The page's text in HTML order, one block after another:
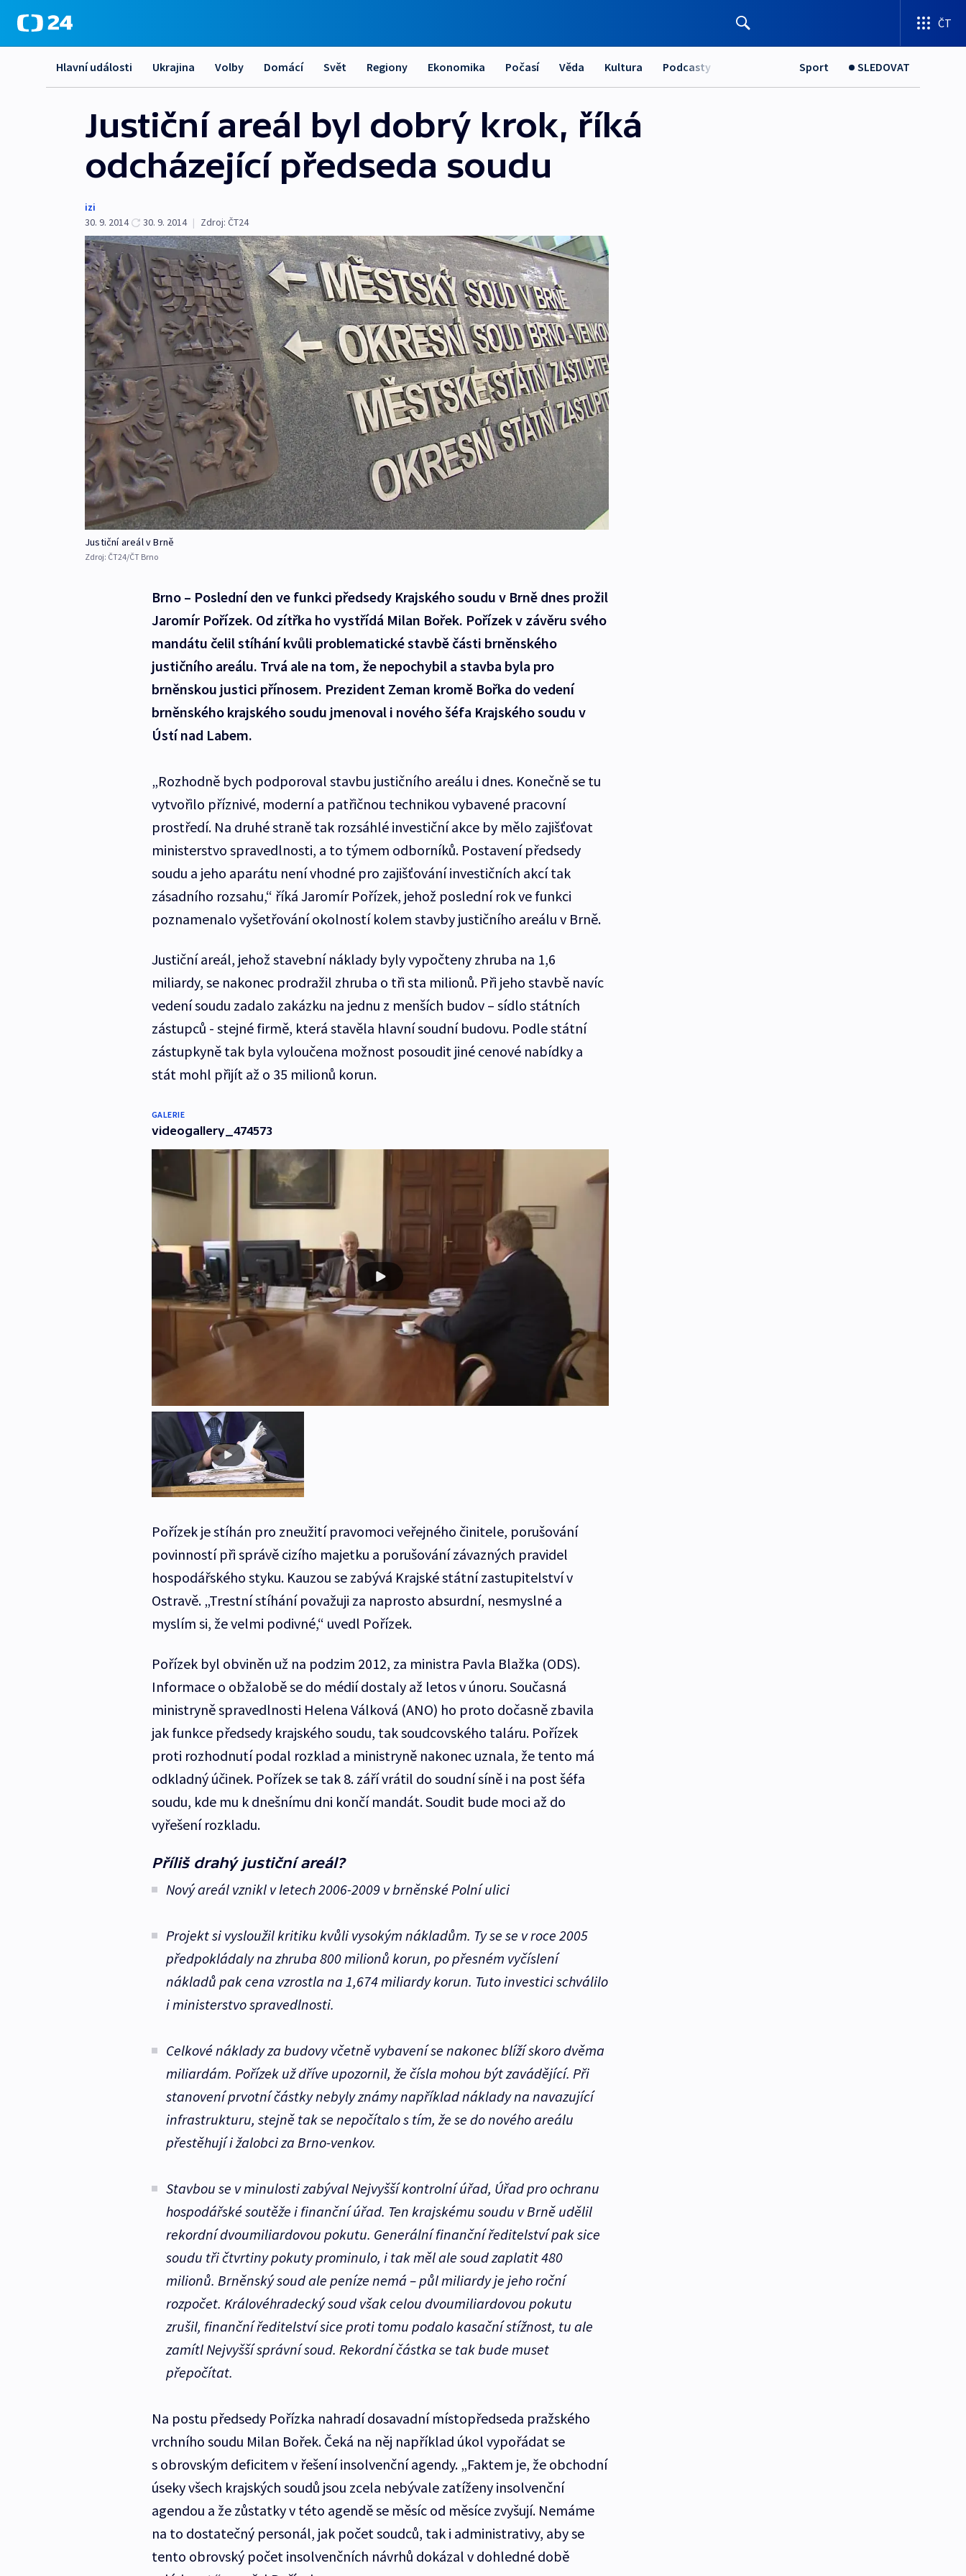
ČT
Hlavní události Ukrajina Volby Domácí Svět Regiony Ekonomika Počasí Věda Kultura Podcasty Sport SLEDOVAT
Justiční areál byl dobrý krok, říká
odcházející předseda soudu
izi
30. 9. 2014
30. 9. 2014 | Zdroj: ČT24
Justiční areál v Brně
Zdroj: ČT24/ČT Brno
Brno – Poslední den ve funkci předsedy Krajského soudu v Brně dnes prožil
Jaromír Pořízek. Od zítřka ho vystřídá Milan Bořek. Pořízek v závěru svého
mandátu čelil stíhání kvůli problematické stavbě části brněnského
justičního areálu. Trvá ale na tom, že nepochybil a stavba byla pro
brněnskou justici přínosem. Prezident Zeman kromě Bořka do vedení
brněnského krajského soudu jmenoval i nového šéfa Krajského soudu v
Ústí nad Labem.
„Rozhodně bych podporoval stavbu justičního areálu i dnes. Konečně se tu
vytvořilo příznivé, moderní a patřičnou technikou vybavené pracovní
prostředí. Na druhé straně tak rozsáhlé investiční akce by mělo zajišťovat
ministerstvo spravedlnosti, a to týmem odborníků. Postavení předsedy
soudu a jeho aparátu není vhodné pro zajišťování investičních akcí tak
zásadního rozsahu,“ říká Jaromír Pořízek, jehož poslední rok ve funkci
poznamenalo vyšetřování okolností kolem stavby justičního areálu v Brně.
Justiční areál, jehož stavební náklady byly vypočteny zhruba na 1,6
miliardy, se nakonec prodražil zhruba o tři sta milionů. Při jeho stavbě navíc
vedení soudu zadalo zakázku na jednu z menších budov – sídlo státních
zástupců - stejné firmě, která stavěla hlavní soudní budovu. Podle státní
zástupkyně tak byla vyloučena možnost posoudit jiné cenové nabídky a
stát mohl přijít až o 35 milionů korun.
GALERIE
videogallery_474573
Pořízek je stíhán pro zneužití pravomoci veřejného činitele, porušování
povinností při správě cizího majetku a porušování závazných pravidel
hospodářského styku. Kauzou se zabývá Krajské státní zastupitelství v
Ostravě. „Trestní stíhání považuji za naprosto absurdní, nesmyslné a
myslím si, že velmi podivné,“ uvedl Pořízek.
Pořízek byl obviněn už na podzim 2012, za ministra Pavla Blažka (ODS).
Informace o obžalobě se do médií dostaly až letos v únoru. Současná
ministryně spravedlnosti Helena Válková (ANO) ho proto dočasně zbavila
jak funkce předsedy krajského soudu, tak soudcovského taláru. Pořízek
proti rozhodnutí podal rozklad a ministryně nakonec uznala, že tento má
odkladný účinek. Pořízek se tak 8. září vrátil do soudní síně i na post šéfa
soudu, kde mu k dnešnímu dni končí mandát. Soudit bude moci až do
vyřešení rozkladu.
Příliš drahý justiční areál?
Nový areál vznikl v letech 2006-2009 v brněnské Polní ulici
Projekt si vysloužil kritiku kvůli vysokým nákladům. Ty se se v roce 2005
předpokládaly na zhruba 800 milionů korun, po přesném vyčíslení
nákladů pak cena vzrostla na 1,674 miliardy korun. Tuto investici schválilo
i ministerstvo spravedlnosti.
Celkové náklady za budovy včetně vybavení se nakonec blíží skoro dvěma
miliardám. Pořízek už dříve upozornil, že čísla mohou být zavádějící. Při
stanovení prvotní částky nebyly známy například náklady na navazující
infrastrukturu, stejně tak se nepočítalo s tím, že se do nového areálu
přestěhují i žalobci za Brno-venkov.
Stavbou se v minulosti zabýval Nejvyšší kontrolní úřad, Úřad pro ochranu
hospodářské soutěže i finanční úřad. Ten krajskému soudu v Brně udělil
rekordní dvoumiliardovou pokutu. Generální finanční ředitelství pak sice
soudu tři čtvrtiny pokuty prominulo, i tak měl ale soud zaplatit 480
milionů. Brněnský soud ale peníze nemá – půl miliardy je jeho roční
rozpočet. Královéhradecký soud však celou dvoumiliardovou pokutu
zrušil, finanční ředitelství sice proti tomu podalo kasační stížnost, tu ale
zamítl Nejvyšší správní soud. Rekordní částka se tak bude muset
přepočítat.
Na postu předsedy Pořízka nahradí dosavadní místopředseda pražského
vrchního soudu Milan Bořek. Čeká na něj například úkol vypořádat se
s obrovským deficitem v řešení insolvenční agendy. „Faktem je, že obchodní
úseky všech krajských soudů jsou zcela nebývale zatíženy insolvenční
agendou a že zůstatky v této agendě se měsíc od měsíce zvyšují. Nemáme
na to dostatečný personál, jak počet soudců, tak i administrativy, aby se
tento obrovský počet insolvenčních návrhů dokázal v dohledné době